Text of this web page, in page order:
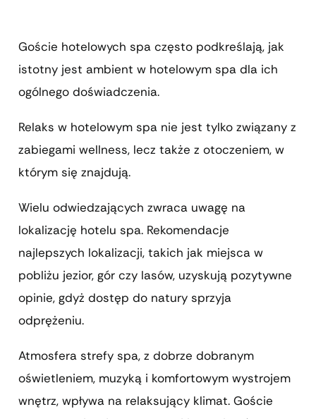
Goście hotelowych spa często podkreślają, jak
istotny jest ambient w hotelowym spa dla ich
ogólnego doświadczenia.
Relaks w hotelowym spa nie jest tylko związany z
zabiegami wellness, lecz także z otoczeniem, w
którym się znajdują.
Wielu odwiedzających zwraca uwagę na
lokalizację hotelu spa. Rekomendacje
najlepszych lokalizacji, takich jak miejsca w
pobliżu jezior, gór czy lasów, uzyskują pozytywne
opinie, gdyż dostęp do natury sprzyja
odprężeniu.
Atmosfera strefy spa, z dobrze dobranym
oświetleniem, muzyką i komfortowym wystrojem
wnętrz, wpływa na relaksujący klimat. Goście